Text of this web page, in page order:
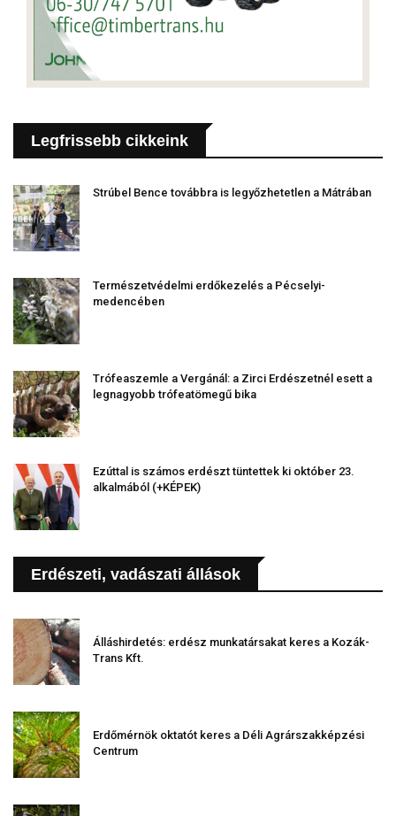
Legfrissebb cikkeink
Strúbel Bence továbbra is legyőzhetetlen a Mátrában
Természetvédelmi erdőkezelés a Pécselyi-
medencében
Trófeaszemle a Vergánál: a Zirci Erdészetnél esett a
legnagyobb trófeatömegű bika
Ezúttal is számos erdészt tüntettek ki október 23.
alkalmából (+KÉPEK)
Erdészeti, vadászati állások
Álláshirdetés: erdész munkatársakat keres a Kozák-
Trans Kft.
Erdőmérnök oktatót keres a Déli Agrárszakképzési
Centrum